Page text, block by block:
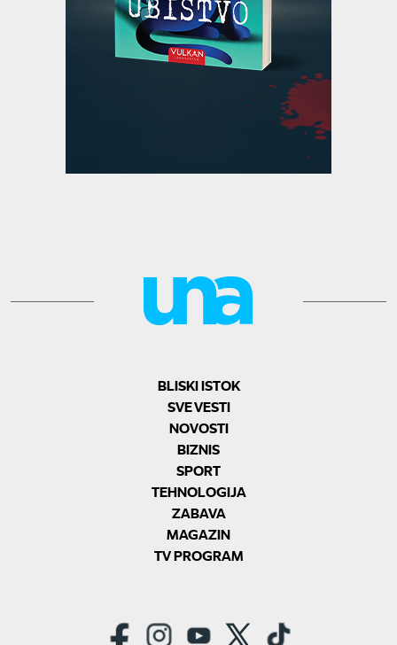
BLISKI ISTOK
SVE VESTI
NOVOSTI
BIZNIS
SPORT
TEHNOLOGIJA
ZABAVA
MAGAZIN
TV PROGRAM